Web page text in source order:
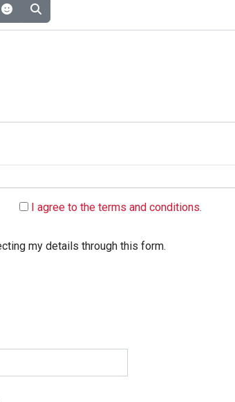
I agree to the terms and conditions.
my details through this form.